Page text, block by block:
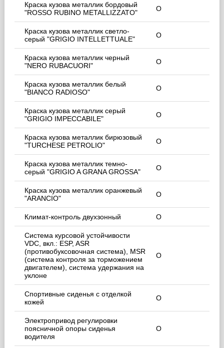
Краска кузова металлик бордовый
"ROSSO RUBINO METALLIZZATO"
O
Краска кузова металлик светло-
серый "GRIGIO INTELLETTUALE"
O
Краска кузова металлик черный
"NERO RUBACUORI"
O
Краска кузова металлик белый
"BIANCO RADIOSO"
O
Краска кузова металлик серый
"GRIGIO IMPECCABILE"
O
Краска кузова металлик бирюзовый
"TURCHESE PETROLIO"
O
Краска кузова металлик темно-
серый "GRIGIO A GRANA GROSSA"
O
Краска кузова металлик оранжевый
"ARANCIO"
O
Климат-контроль двухзонный O
Система курсовой устойчивости
VDC, вкл.: ESP, ASR
(противобуксовочная система), MSR
(система контроля за торможением
двигателем), система удержания на
уклоне
O
Спортивные сиденья с отделкой
кожей
O
Электропривод регулировки
поясничной опоры сиденья
водителя
O